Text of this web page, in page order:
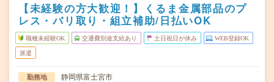
【未経験の方大歓迎！】くるま金属部品のプ
レス・バリ取り・組立補助/日払いOK
職種未経験OK 交通費別途支給あり 土日祝日が休み WEB登録OK
派遣
勤務地
静岡県富士宮市